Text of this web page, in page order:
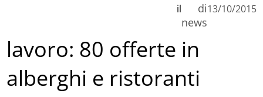
di
news
il 13/10/2015
lavoro: 80 offerte in
alberghi e ristoranti